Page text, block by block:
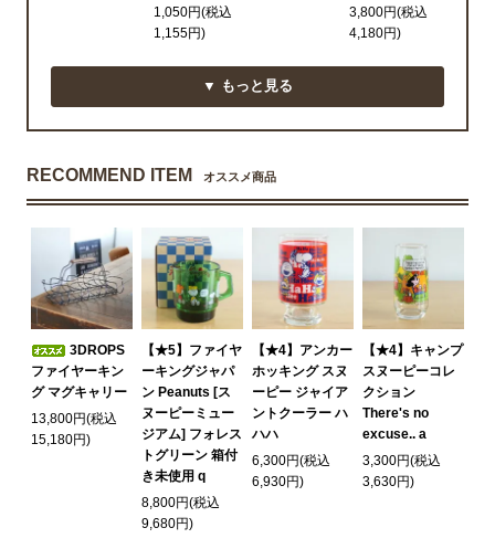
1,050円(税込
1,155円)
3,800円(税込
4,180円)
▼ もっと見る
RECOMMEND ITEM オススメ商品
3DROPS
ファイヤーキン
グ マグキャリー
13,800円(税込
15,180円)
【★5】ファイヤ
ーキングジャパ
ン Peanuts [ス
ヌーピーミュー
ジアム] フォレス
トグリーン 箱付
き未使用 q
8,800円(税込
9,680円)
【★4】アンカー
ホッキング スヌ
ーピー ジャイア
ントクーラー ハ
ハハ
6,300円(税込
6,930円)
【★4】キャンプ
スヌーピーコレ
クション
There's no
excuse.. a
3,300円(税込
3,630円)